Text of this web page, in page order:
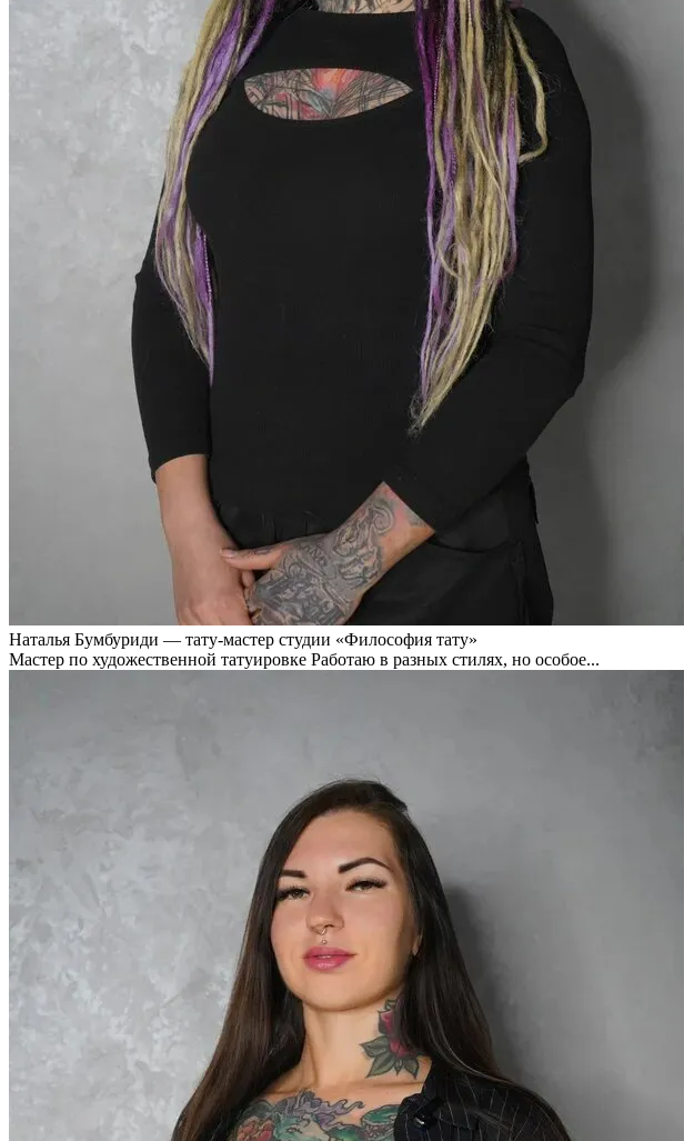
Наталья Бумбуриди — тату-мастер студии «Философия тату»
Мастер по художественной татуировке Работаю в разных стилях, но особое...